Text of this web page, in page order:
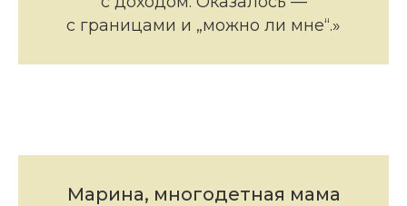
с границами и „можно ли мне“.»
Марина, многодетная мама